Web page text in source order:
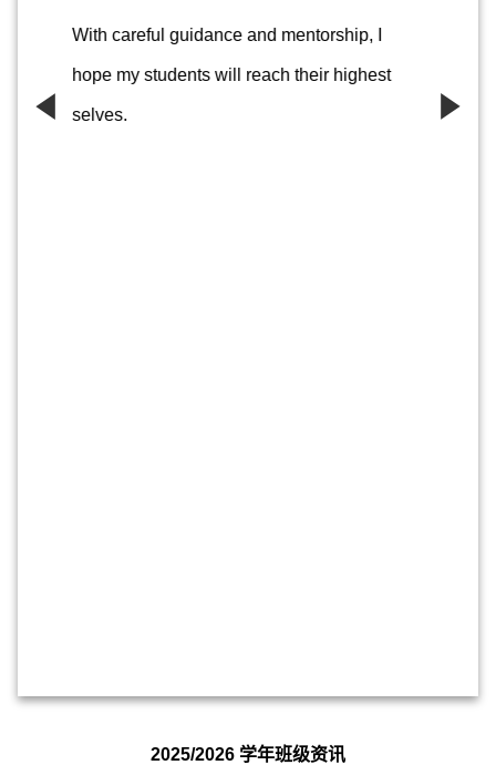
其实人跟树是一样的，越是向往高处的阳
光，它的根就越要伸向黑暗的地底。
2025/2026 学年班级资讯